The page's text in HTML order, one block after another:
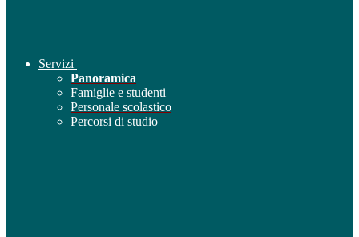
Servizi
Panoramica
Famiglie e studenti
Personale scolastico
Percorsi di studio